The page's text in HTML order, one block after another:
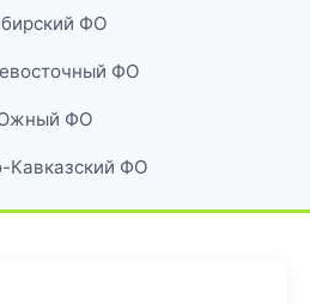
ФО
ФО
ФО
Кавказский ФО